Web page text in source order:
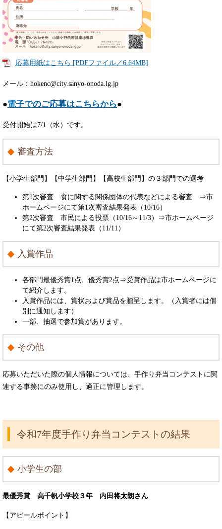
応募用紙はこちら [PDFファイル／6.64MB]
メール：hokenc@city.sanyo-onoda.lg.jp
●電子でのご応募はこちらから●
受付開始は7/1（水）です。
審査方法
【小学生部門】【中学生部門】【高校生部門】の３部門での選考
第1次審査 食に関する関係団体の代表などによる審査 ⇒市
ホームページにて第1次審査結果発表（10/16）
第2次審査 市民による投票（10/16～11/3）⇒市ホームページ
にて第2次審査結果発表（11/11）
入賞作品
各部門最優秀賞1点、優秀賞2点⇒受賞作品は市ホームページに
て紹介します。
入賞作品には、賞状および賞品を贈呈します。（入賞者には個
別に通知します）
一部、抽選で参加賞があります。
その他
応募いただいた際の個人情報については、手作り弁当コンテストに関
連する事務にのみ使用し、適正に管理します。
令和7年度手作り弁当コンテストの結果
小学生の部
最優秀賞 高千帆小学校３年 内田将太朗さん
【アピールポイント】